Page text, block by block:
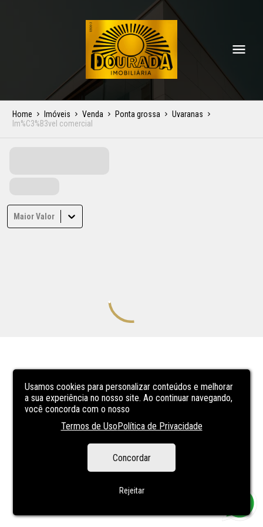
Usamos cookies para personalizar conteúdos e melhorar
a sua experiência no nosso site. Ao continuar navegando,
você concorda com o nosso
Termos de UsoPolítica de Privacidade
Concordar
Rejeitar
Home Imóveis Venda Ponta grossa
Uvaranas
Im%C3%B3vel comercial
Maior Valor